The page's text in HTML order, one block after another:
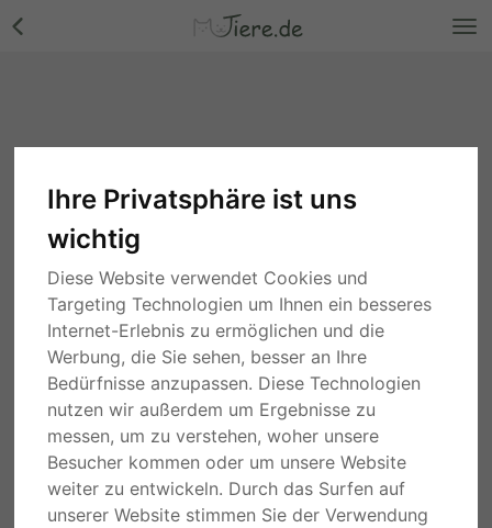
Ihre Privatsphäre ist uns
wichtig
Diese Website verwendet Cookies und
Targeting Technologien um Ihnen ein besseres
Internet-Erlebnis zu ermöglichen und die
Werbung, die Sie sehen, besser an Ihre
Bedürfnisse anzupassen. Diese Technologien
nutzen wir außerdem um Ergebnisse zu
messen, um zu verstehen, woher unsere
Besucher kommen oder um unsere Website
weiter zu entwickeln. Durch das Surfen auf
unserer Website stimmen Sie der Verwendung